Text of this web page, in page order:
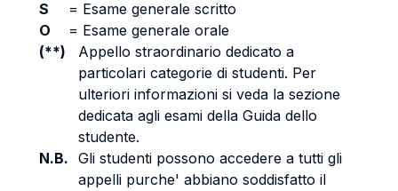
S = Esame generale scritto
O
= Esame generale orale
(**)
Appello straordinario dedicato a
particolari categorie di studenti. Per
ulteriori informazioni si veda la sezione
dedicata agli esami della Guida dello
studente.
N.B. Gli studenti possono accedere a tutti gli
appelli purche' abbiano soddisfatto il